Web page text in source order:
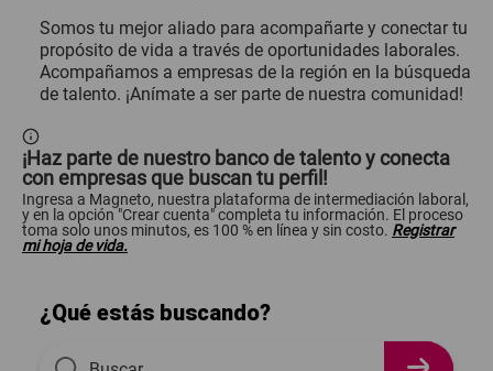
Somos tu mejor aliado para acompañarte y conectar tu
propósito de vida a través de oportunidades laborales.
Acompañamos a empresas de la región en la búsqueda
de talento. ¡Anímate a ser parte de nuestra comunidad!
¡Haz parte de nuestro banco de talento y conecta
con empresas que buscan tu perfil!
Ingresa a Magneto, nuestra plataforma de intermediación laboral,
y en la opción "Crear cuenta" completa tu información. El proceso
toma solo unos minutos, es 100 % en línea y sin costo. Registrar
mi hoja de vida.
¿Qué estás buscando?